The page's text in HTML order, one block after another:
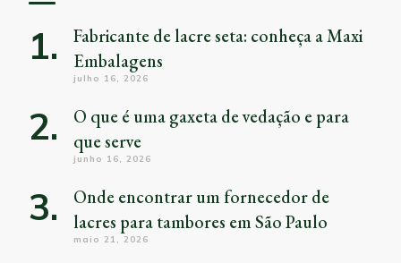
Fabricante de lacre seta: conheça a Maxi
Embalagens
julho 16, 2026
O que é uma gaxeta de vedação e para
que serve
junho 16, 2026
Onde encontrar um fornecedor de
lacres para tambores em São Paulo
maio 21, 2026